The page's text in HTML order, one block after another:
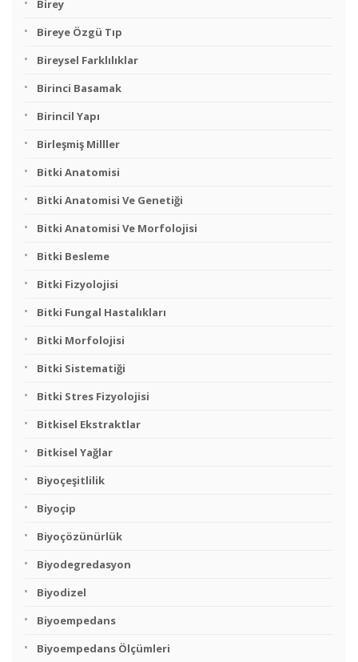
Birey
Bireye Özgü Tıp
Bireysel Farklılıklar
Birinci Basamak
Birincil Yapı
Birleşmiş Milller
Bitki Anatomisi
Bitki Anatomisi Ve Genetiği
Bitki Anatomisi Ve Morfolojisi
Bitki Besleme
Bitki Fizyolojisi
Bitki Fungal Hastalıkları
Bitki Morfolojisi
Bitki Sistematiği
Bitki Stres Fizyolojisi
Bitkisel Ekstraktlar
Bitkisel Yağlar
Biyoçeşitlilik
Biyoçip
Biyoçözünürlük
Biyodegredasyon
Biyodizel
Biyoempedans
Biyoempedans Ölçümleri